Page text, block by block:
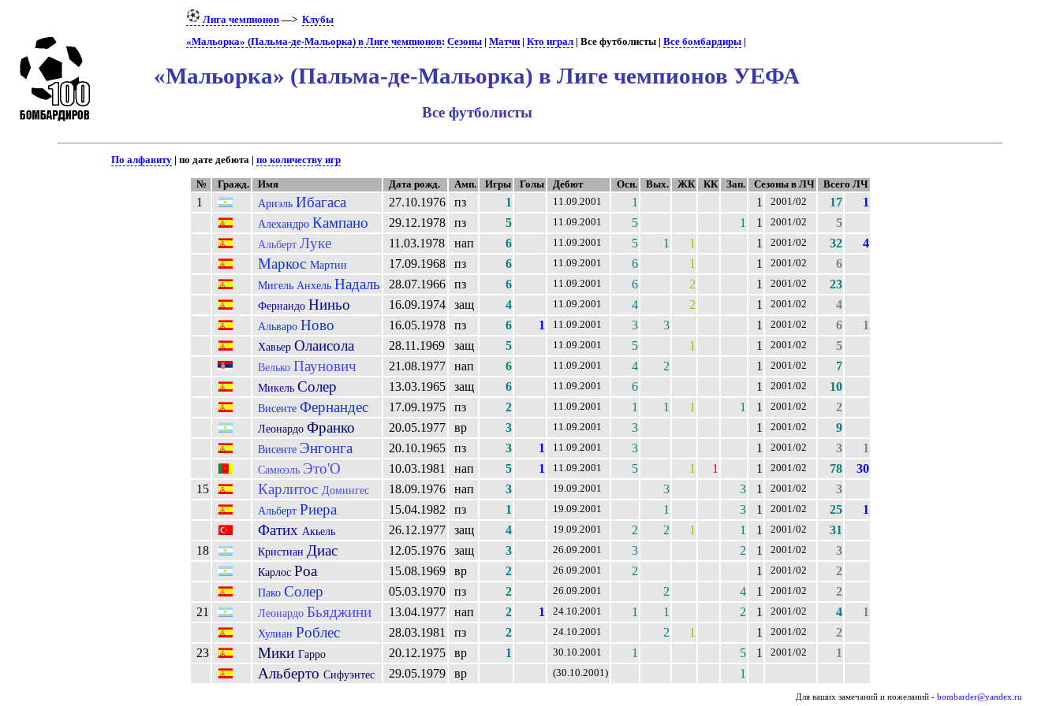
Лига чемпионов—> Клубы
«Мальорка» (Пальма-де-Мальорка) в Лиге чемпионов: Сезоны| Матчи| Кто играл| Все футболисты | Все бомбардиры|
«Мальорка» (Пальма-де-Мальорка) в Лиге чемпионов УЕФА
Все футболисты
По алфавиту| по дате дебюта | по количеству игр
№ Гражд. Имя Дата рожд. Амп. Игры Голы Дебют Осн. Вых. ЖК КК Зап. Сезоны в ЛЧ Всего ЛЧ
1 Ариэль Ибагаса 27.10.1976 пз 1 11.09.2001 1 1 2001/02 17 1
Алехандро Кампано 29.12.1978 пз 5 11.09.2001 5 1 1 2001/02 5
АльбертЛуке 11.03.1978 нап 6 11.09.2001 5 1 1 1 2001/02 32 4
МаркосМартин 17.09.1968 пз 6 11.09.2001 6 1 1 2001/02 6
Мигель Анхель Надаль 28.07.1966 пз 6 11.09.2001 6 2 1 2001/02 23
Фернандо Ниньо 16.09.1974 защ 4 11.09.2001 4 2 1 2001/02 4
Альваро Ново 16.05.1978 пз 6 1 11.09.2001 3 3 1 2001/02 6 1
ХавьерОлаисола 28.11.1969 защ 5 11.09.2001 5 1 1 2001/02 5
Велько Паунович 21.08.1977 нап 6 11.09.2001 4 2 1 2001/02 7
МикельСолер 13.03.1965 защ 6 11.09.2001 6 1 2001/02 10
ВисентеФернандес 17.09.1975 пз 2 11.09.2001 1 1 1 1 1 2001/02 2
ЛеонардоФранко 20.05.1977 вр 3 11.09.2001 3 1 2001/02 9
Висенте Энгонга 20.10.1965 пз 3 1 11.09.2001 3 1 2001/02 3 1
Самюэль Это'O 10.03.1981 нап 5 1 11.09.2001 5 1 1 1 2001/02 78
30
15
Карлитос Домингес 18.09.1976 нап 3 19.09.2001 3 3 1 2001/02 3
Альберт Риера 15.04.1982 пз 1 19.09.2001 1 3 1 2001/02 25 1
Фатих Акьель 26.12.1977 защ 4 19.09.2001 2 2 1 1 1 2001/02
31
18
Кристиан Диас 12.05.1976 защ 3 26.09.2001 3 2 1 2001/02 3
Карлос Роа 15.08.1969 вр 2 26.09.2001 2 1 2001/02 2
ПакоСолер 05.03.1970 пз 2 26.09.2001 2 4 1 2001/02
2
21
Леонардо Бьяджини 13.04.1977 нап 2 1 24.10.2001 1 1 2 1 2001/02 4 1
Хулиан Роблес 28.03.1981 пз 2 24.10.2001 2 1 1 2001/02
2
23
МикиГарро 20.12.1975 вр 1 30.10.2001 1 5 1 2001/02 1
АльбертоСифуэнтес 29.05.1979 вр (30.10.2001) 1
Для ваших замечаний и пожеланий - bombarder@yandex.ru